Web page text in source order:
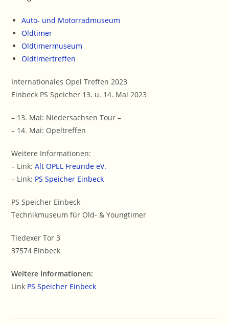
Auto- und Motorradmuseum
Oldtimer
Oldtimermuseum
Oldtimertreffen
Internationales Opel Treffen 2023
Einbeck PS Speicher 13. u. 14. Mai 2023
– 13. Mai: Niedersachsen Tour –
– 14. Mai: Opeltreffen
Weitere Informationen:
– Link:Alt OPEL Freunde eV.
– Link: PS Speicher Einbeck
PS Speicher Einbeck
Technikmuseum für Old- & Youngtimer
Tiedexer Tor 3
37574 Einbeck
Weitere Informationen:
Link PS Speicher Einbeck